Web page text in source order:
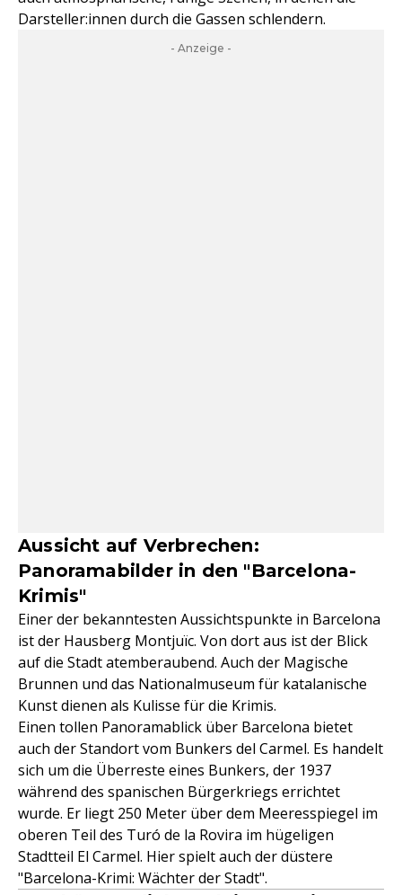
Darsteller:innen durch die Gassen schlendern.
- Anzeige -
Aussicht auf Verbrechen:
Panoramabilder in den "Barcelona-
Krimis"
Einer der bekanntesten Aussichtspunkte in Barcelona
ist der Hausberg Montjuïc. Von dort aus ist der Blick
auf die Stadt atemberaubend. Auch der Magische
Brunnen und das Nationalmuseum für katalanische
Kunst dienen als Kulisse für die Krimis.
Einen tollen Panoramablick über Barcelona bietet
auch der Standort vom Bunkers del Carmel. Es handelt
sich um die Überreste eines Bunkers, der 1937
während des spanischen Bürgerkriegs errichtet
wurde. Er liegt 250 Meter über dem Meeresspiegel im
oberen Teil des Turó de la Rovira im hügeligen
Stadtteil El Carmel. Hier spielt auch der düstere
"Barcelona-Krimi: Wächter der Stadt".